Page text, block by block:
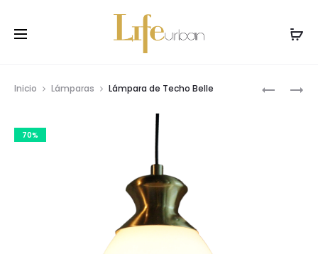
LÁMPARA
LÁMPARA
Inicio Lámparas Lámpara de Techo Belle
70%